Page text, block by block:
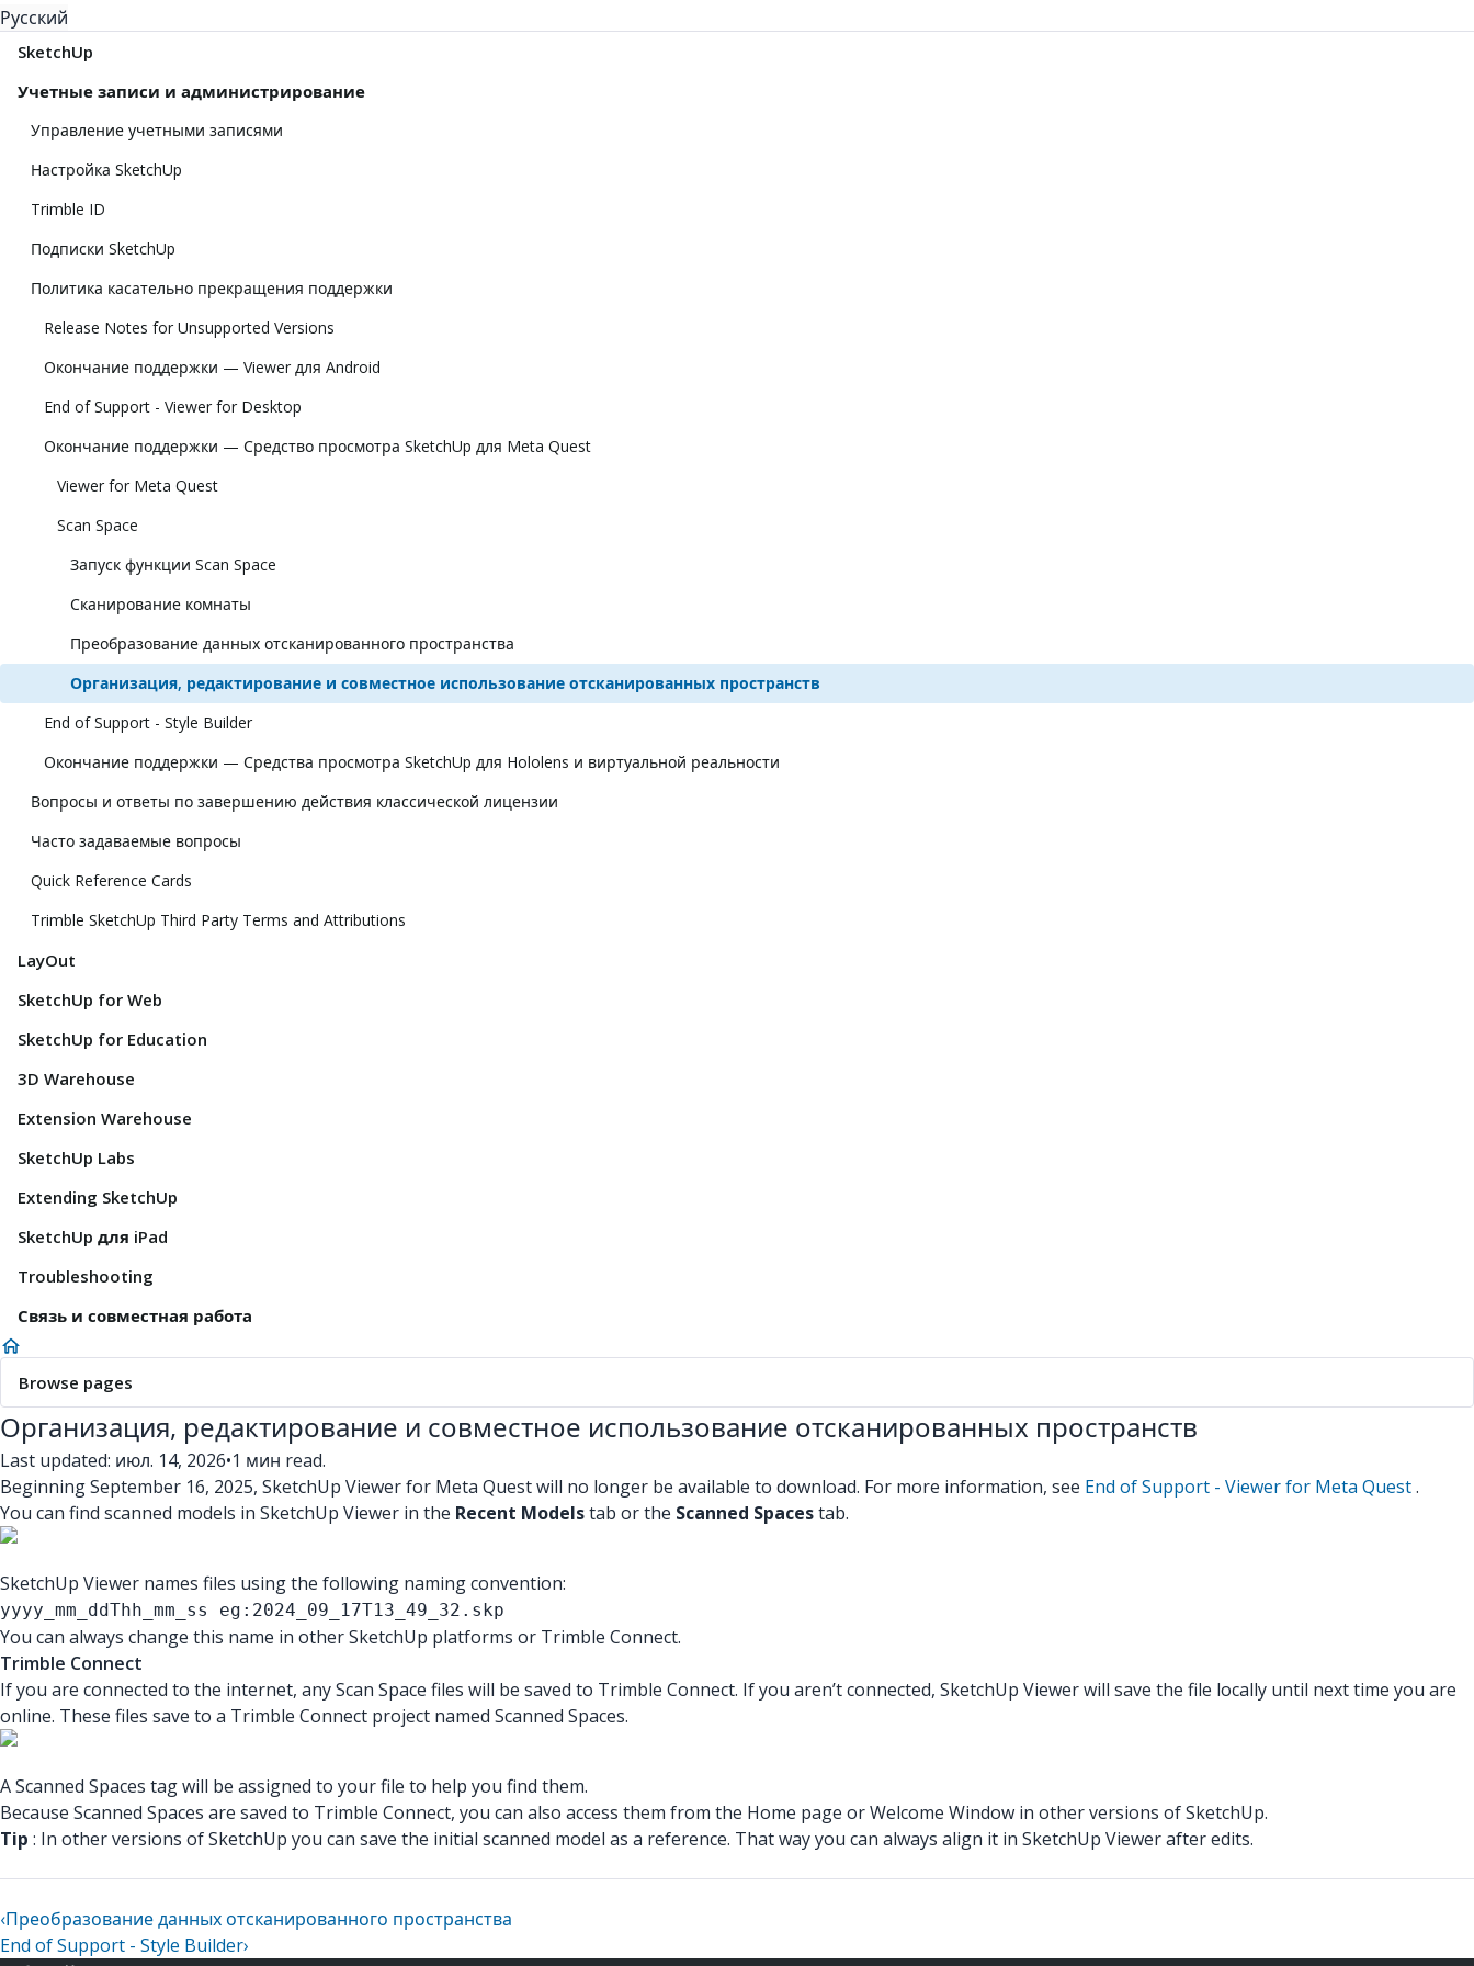
Русский
SketchUp
Учетные записи и администрирование
Управление учетными записями
Настройка SketchUp
Trimble ID
Подписки SketchUp
Политика касательно прекращения поддержки
Release Notes for Unsupported Versions
Окончание поддержки — Viewer для Android
End of Support - Viewer for Desktop
Окончание поддержки — Средство просмотра SketchUp для Meta Quest
Viewer for Meta Quest
Scan Space
Запуск функции Scan Space
Сканирование комнаты
Преобразование данных отсканированного пространства
Организация, редактирование и совместное использование отсканированных пространств
End of Support - Style Builder
Окончание поддержки — Средства просмотра SketchUp для Hololens и виртуальной реальности
Вопросы и ответы по завершению действия классической лицензии
Часто задаваемые вопросы
Quick Reference Cards
Trimble SketchUp Third Party Terms and Attributions
LayOut
SketchUp for Web
SketchUp for Education
3D Warehouse
Extension Warehouse
SketchUp Labs
Extending SketchUp
SketchUp для iPad
Troubleshooting
Связь и совместная работа
Browse pages
Организация, редактирование и совместное использование отсканированных пространств
Last updated: июл. 14, 2026•1 мин read.
Beginning September 16, 2025, SketchUp Viewer for Meta Quest will no longer be available to download. For more information, see End of Support - Viewer for Meta Quest.
You can find scanned models in SketchUp Viewer in the Recent Modelstab or the Scanned Spacestab.
SketchUp Viewer names files using the following naming convention:
yyyy_mm_ddThh_mm_ss eg:2024_09_17T13_49_32.skp
You can always change this name in other SketchUp platforms or Trimble Connect.
Trimble Connect
If you are connected to the internet, any Scan Space files will be saved to Trimble Connect. If you aren’t connected, SketchUp Viewer will save the file locally until next time you are
online. These files save to a Trimble Connect project named Scanned Spaces.
A Scanned Spaces tag will be assigned to your file to help you find them.
Because Scanned Spaces are saved to Trimble Connect, you can also access them from the Home page or Welcome Window in other versions of SketchUp.
Tip : In other versions of SketchUp you can save the initial scanned model as a reference. That way you can always align it in SketchUp Viewer after edits.
‹Преобразование данных отсканированного пространства
End of Support - Style Builder›